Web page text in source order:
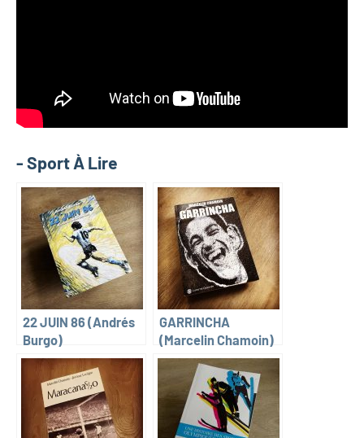
- Sport À Lire
22 JUIN 86 (Andrés
Burgo)
GARRINCHA
(Marcelin Chamoin)